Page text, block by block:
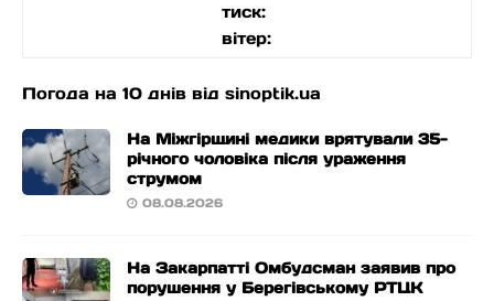
тиск:
вітер:
Погода на 10 днів від sinoptik.ua
На Міжгірщині медики врятували 35-
річного чоловіка після ураження
струмом
08.08.2026
На Закарпатті Омбудсман заявив про
порушення у Берегівському РТЦК